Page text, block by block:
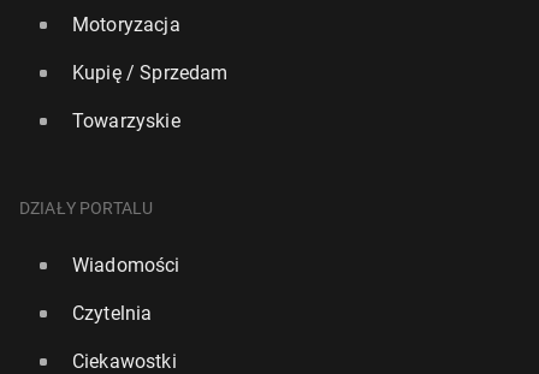
Motoryzacja
Kupię / Sprzedam
Towarzyskie
DZIAŁY PORTALU
Wiadomości
Czytelnia
Ciekawostki